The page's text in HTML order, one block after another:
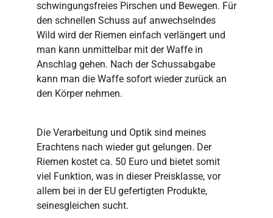
schwingungsfreies Pirschen und Bewegen. Für
den schnellen Schuss auf anwechselndes
Wild wird der Riemen einfach verlängert und
man kann unmittelbar mit der Waffe in
Anschlag gehen. Nach der Schussabgabe
kann man die Waffe sofort wieder zurück an
den Körper nehmen.
Die Verarbeitung und Optik sind meines
Erachtens nach wieder gut gelungen. Der
Riemen kostet ca. 50 Euro und bietet somit
viel Funktion, was in dieser Preisklasse, vor
allem bei in der EU gefertigten Produkte,
seinesgleichen sucht.